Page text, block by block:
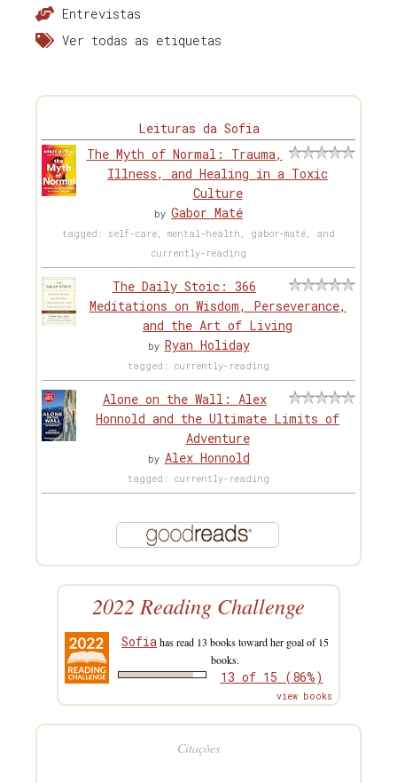
Entrevistas
Ver todas as etiquetas
Leituras da Sofia
The Myth of Normal: Trauma,
Illness, and Healing in a Toxic
Culture
by Gabor Maté
tagged: self-care, mental-health, gabor-maté, and
currently-reading
The Daily Stoic: 366
Meditations on Wisdom, Perseverance,
and the Art of Living
by Ryan Holiday
tagged: currently-reading
Alone on the Wall: Alex
Honnold and the Ultimate Limits of
Adventure
by Alex Honnold
tagged: currently-reading
2022 Reading Challenge
Sofia has read 13 books toward her goal of 15
books.
13 of 15 (86%)
view books
Citações